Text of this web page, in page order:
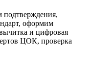
подтверждения,
оформим
и цифровая
ЦОК, проверка